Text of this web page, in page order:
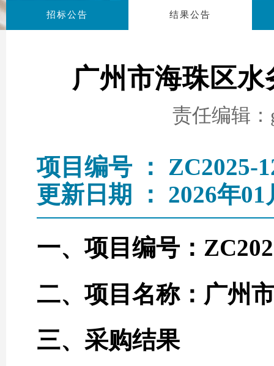
招标公告 结果公告
广州市海珠区
责任编辑
项目编号 ： ZC2025-
更新日期 ： 2026年01
一、项目编号：
二、项目名称：广州
三、采购结果